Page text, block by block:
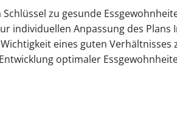
zu gesunde
individuellen Anpassung des
eines guten
optimaler